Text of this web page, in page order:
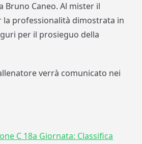
Bruno Caneo. Al mister il
professionalità dimostrata in
per il prosieguo della
verrà comunicato nei
C 18a Giornata: Classifica